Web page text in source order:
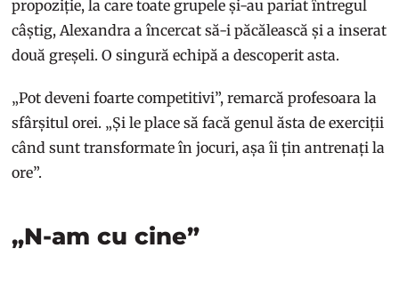
propoziție, la care toate grupele și-au pariat întregul
câștig, Alexandra a încercat să-i păcălească și a inserat
două greșeli. O singură echipă a descoperit asta.
„Pot deveni foarte competitivi”, remarcă profesoara la
sfârșitul orei. „Și le place să facă genul ăsta de exerciții
când sunt transformate în jocuri, așa îi țin antrenați la
ore”.
„N-am cu cine”